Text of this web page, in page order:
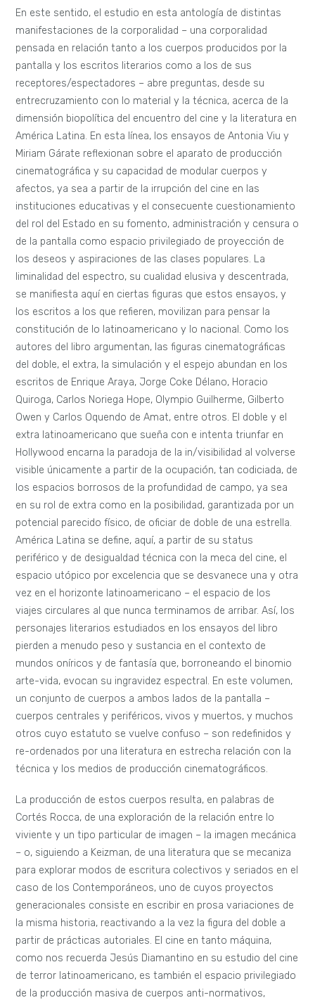
En este sentido, el estudio en esta antología de distintas
manifestaciones de la corporalidad – una corporalidad
pensada en relación tanto a los cuerpos producidos por la
pantalla y los escritos literarios como a los de sus
receptores/espectadores – abre preguntas, desde su
entrecruzamiento con lo material y la técnica, acerca de la
dimensión biopolítica del encuentro del cine y la literatura en
América Latina. En esta línea, los ensayos de Antonia Viu y
Miriam Gárate reflexionan sobre el aparato de producción
cinematográfica y su capacidad de modular cuerpos y
afectos, ya sea a partir de la irrupción del cine en las
instituciones educativas y el consecuente cuestionamiento
del rol del Estado en su fomento, administración y censura o
de la pantalla como espacio privilegiado de proyección de
los deseos y aspiraciones de las clases populares. La
liminalidad del espectro, su cualidad elusiva y descentrada,
se manifiesta aquí en ciertas figuras que estos ensayos, y
los escritos a los que refieren, movilizan para pensar la
constitución de lo latinoamericano y lo nacional. Como los
autores del libro argumentan, las figuras cinematográficas
del doble, el extra, la simulación y el espejo abundan en los
escritos de Enrique Araya, Jorge Coke Délano, Horacio
Quiroga, Carlos Noriega Hope, Olympio Guilherme, Gilberto
Owen y Carlos Oquendo de Amat, entre otros. El doble y el
extra latinoamericano que sueña con e intenta triunfar en
Hollywood encarna la paradoja de la in/visibilidad al volverse
visible únicamente a partir de la ocupación, tan codiciada, de
los espacios borrosos de la profundidad de campo, ya sea
en su rol de extra como en la posibilidad, garantizada por un
potencial parecido físico, de oficiar de doble de una estrella.
América Latina se define, aquí, a partir de su status
periférico y de desigualdad técnica con la meca del cine, el
espacio utópico por excelencia que se desvanece una y otra
vez en el horizonte latinoamericano – el espacio de los
viajes circulares al que nunca terminamos de arribar. Así, los
personajes literarios estudiados en los ensayos del libro
pierden a menudo peso y sustancia en el contexto de
mundos oníricos y de fantasía que, borroneando el binomio
arte-vida, evocan su ingravidez espectral. En este volumen,
un conjunto de cuerpos a ambos lados de la pantalla –
cuerpos centrales y periféricos, vivos y muertos, y muchos
otros cuyo estatuto se vuelve confuso – son redefinidos y
re-ordenados por una literatura en estrecha relación con la
técnica y los medios de producción cinematográficos.
La producción de estos cuerpos resulta, en palabras de
Cortés Rocca, de una exploración de la relación entre lo
viviente y un tipo particular de imagen – la imagen mecánica
– o, siguiendo a Keizman, de una literatura que se mecaniza
para explorar modos de escritura colectivos y seriados en el
caso de los Contemporáneos, uno de cuyos proyectos
generacionales consiste en escribir en prosa variaciones de
la misma historia, reactivando a la vez la figura del doble a
partir de prácticas autoriales. El cine en tanto máquina,
como nos recuerda Jesús Diamantino en su estudio del cine
de terror latinoamericano, es también el espacio privilegiado
de la producción masiva de cuerpos anti-normativos,